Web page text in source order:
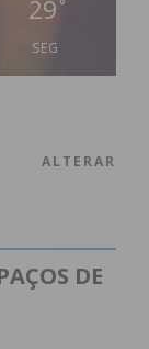
29 °
SEG
ALTERAR
DE